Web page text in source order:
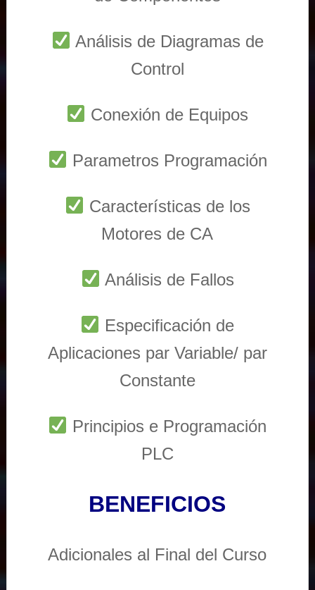
Análisis de Diagramas de
Control
Conexión de Equipos
Parametros Programación
Características de los
Motores de CA
Análisis de Fallos
Especificación de
Aplicaciones par Variable/ par
Constante
Principios e Programación
PLC
BENEFICIOS
Adicionales al Final del Curso